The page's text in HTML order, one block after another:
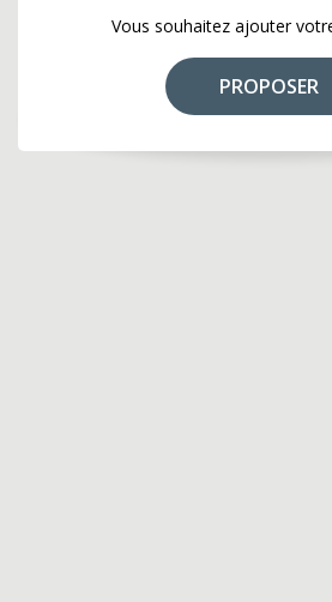
Vous souhaitez ajouter
PROPOSER